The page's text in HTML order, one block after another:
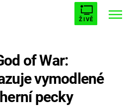
ŽIVĚ
AVENGERS 5
of War:
vymodlené
pecky